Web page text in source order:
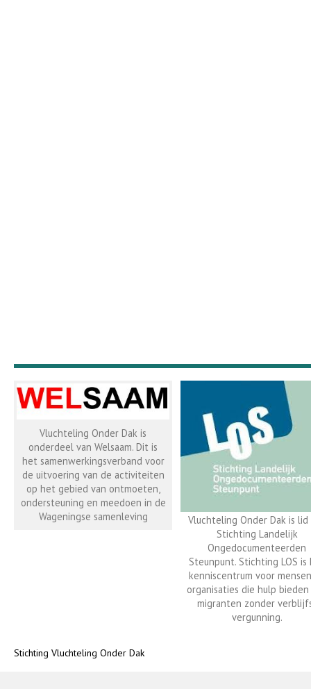
Vluchteling Onder Dak is
onderdeel van Welsaam. Dit is
het samenwerkingsverband voor
de uitvoering van de activiteiten
op het gebied van ontmoeten,
ondersteuning en meedoen in de
Wageningse samenleving
Vluchteling Onder Dak is lid
Stichting Landelijk
Ongedocumenteerden
Steunpunt. Stichting LOS is
kenniscentrum voor
organisaties die hulp bieden
migranten zonder
vergunning.
Stichting Vluchteling Onder Dak